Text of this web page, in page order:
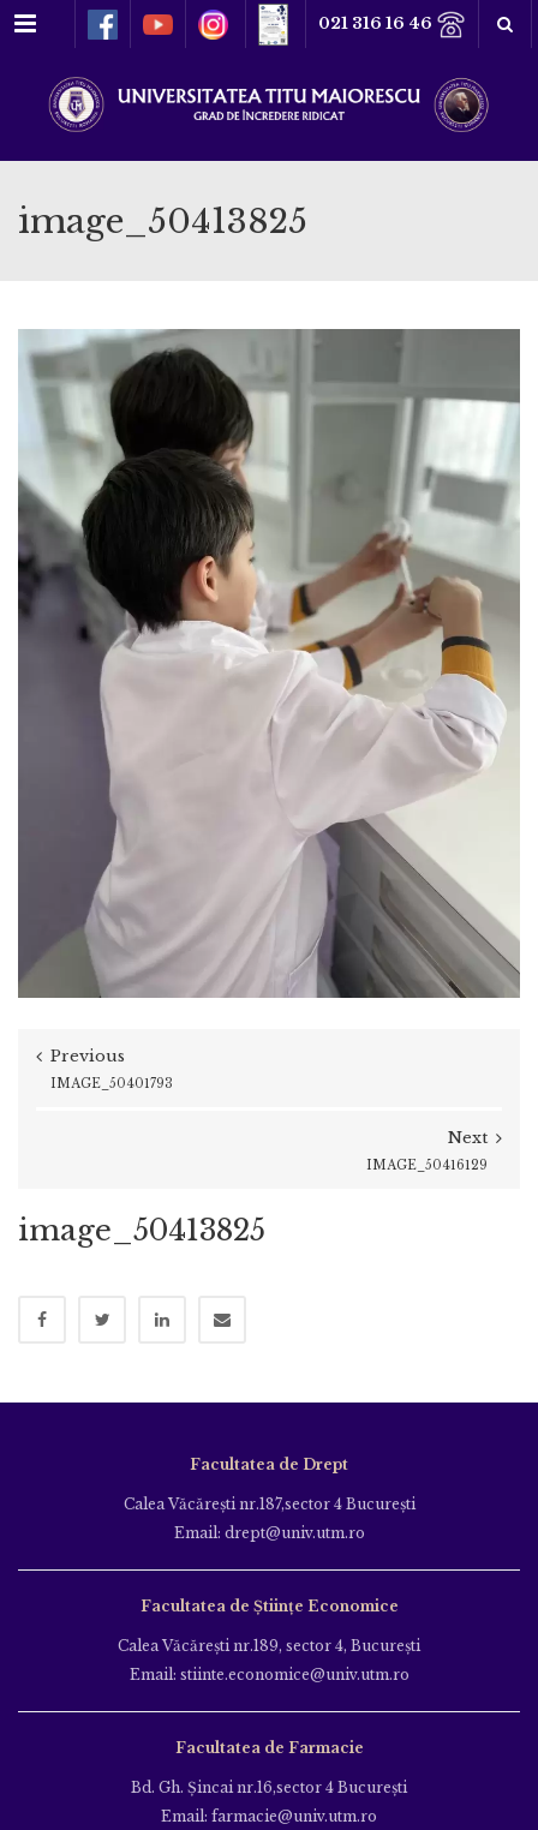
Meniu 021 316 16 46
image_50413825
Previous
IMAGE_50401793
Next
IMAGE_50416129
image_50413825
Facultatea de Drept
Calea Văcăreşti nr.187,sector 4 Bucureşti
Email: drept@univ.utm.ro
Facultatea de Științe Economice
Calea Văcăreşti nr.189, sector 4, Bucureşti
Email: stiinte.economice@univ.utm.ro
Facultatea de Farmacie
Bd. Gh. Şincai nr.16,sector 4 Bucureşti
Email: farmacie@univ.utm.ro